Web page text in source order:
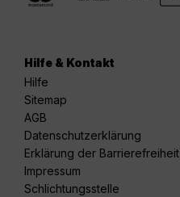
Hilfe & Kontakt
Hilfe
Sitemap
AGB
Datenschutzerklärung
Erklärung der Barrierefreiheit
Impressum
Schlichtungsstelle